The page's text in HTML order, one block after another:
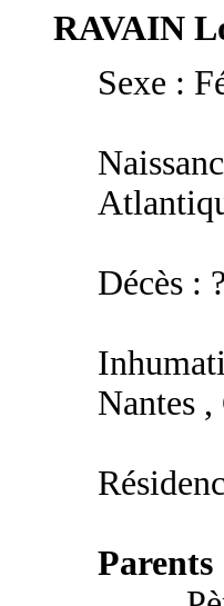
RAVAIN
Sexe :
Décès :
Nantes
Parents